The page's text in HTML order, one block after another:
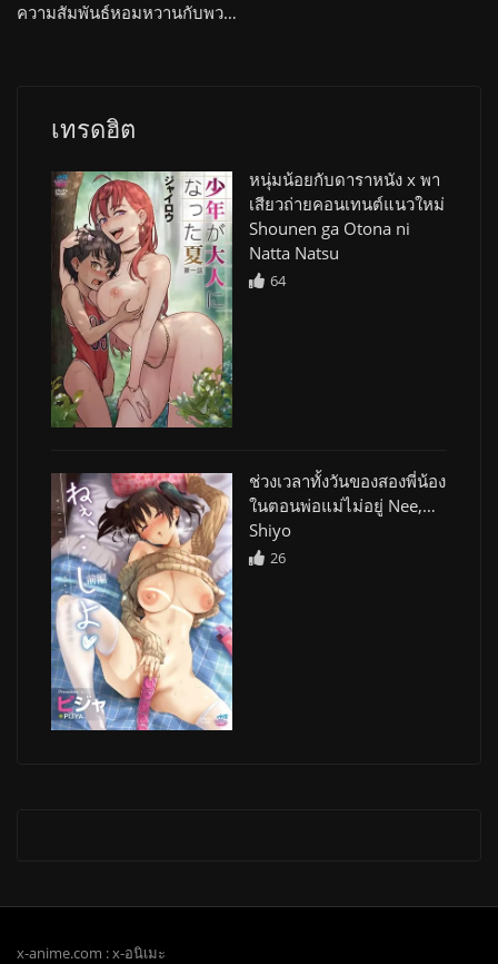
ความสัมพันธ์หอมหวานกับพวกแม่ๆ ที่มีเสน่ห์เกินร้อย Mama x Holic: Miwaku no Mama to Amaama Kankei The Animation
เทรดฮิต
หนุ่มน้อยกับดาราหนัง x พา
เสียวถ่ายคอนเทนต์แนวใหม่
Shounen ga Otona ni
Natta Natsu
64
ช่วงเวลาทั้งวันของสองพี่น้อง
ในตอนพ่อแม่ไม่อยู่ Nee,…
Shiyo
26
x-anime.com : x-อนิเมะ